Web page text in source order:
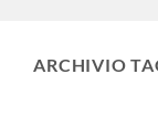
ARCHIVIO